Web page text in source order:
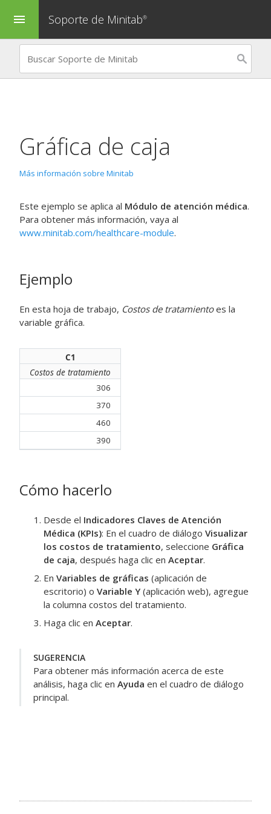
menu Soporte de Minitab®
Gráfica de caja
Más información sobre Minitab
Este ejemplo se aplica al Módulo de atención médica.
Para obtener más información, vaya al
www.minitab.com/healthcare-module.
Ejemplo
En esta hoja de trabajo, Costos de tratamientoes la
variable gráfica.
C1
Costos de tratamiento
306
370
460
390
Cómo hacerlo
Desde el Indicadores Claves de Atención
Médica (KPIs): En el cuadro de diálogo Visualizar
los costos de tratamiento, seleccione Gráfica
de caja, después haga clic en Aceptar.
En Variables de gráficas (aplicación de
escritorio) o Variable Y (aplicación web), agregue
la columna costos del tratamiento.
Haga clic en Aceptar.
SUGERENCIA
Para obtener más información acerca de este
análisis, haga clic en Ayuda en el cuadro de diálogo
principal.